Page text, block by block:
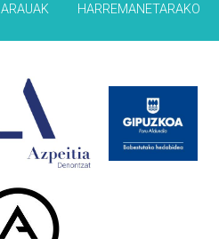
ARAUAK HARREMANETARAKO